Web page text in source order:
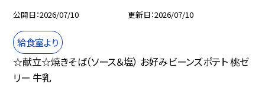
公開日 2026/07/10 更新日 2026/07/10
給食室より
☆献立☆焼きそば（ソース＆塩） お好みビーンズポテト 桃ゼ
リー 牛乳